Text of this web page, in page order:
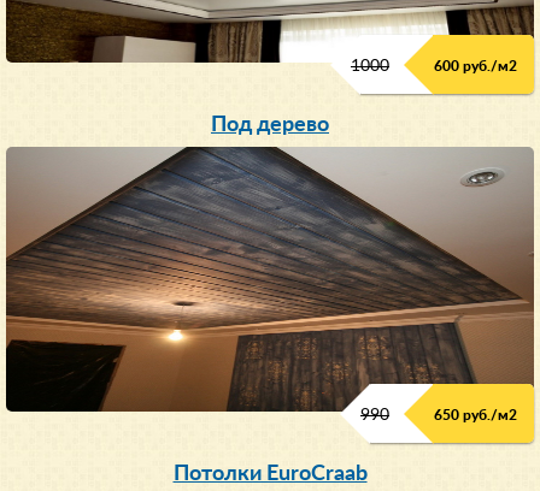
1000 600 руб./м2
Под дерево
990 650 руб./м2
Потолки EuroCraab